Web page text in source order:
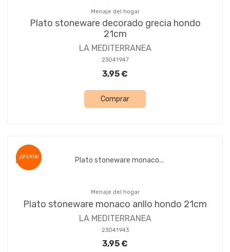
Menaje del hogar
Plato stoneware decorado grecia hondo
21cm
LA MEDITERRANEA
23041947
3,95 €
Comprar
¡OFERTA!
Menaje del hogar
Plato stoneware monaco anllo hondo 21cm
LA MEDITERRANEA
23041943
3,95 €